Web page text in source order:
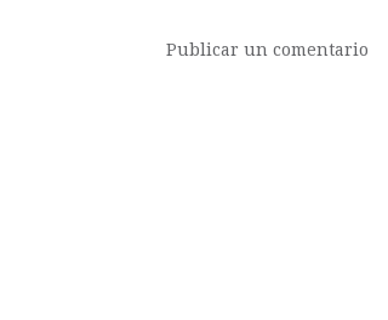
Publicar un comentario